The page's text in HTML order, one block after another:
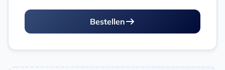
Bestellen